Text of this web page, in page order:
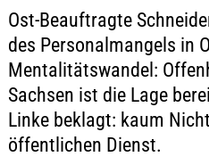
Ost-Beauftragte
des Personalmangels in
Mentalitätswandel:
Sachsen ist die Lage
Linke beklagt: kaum
öffentlichen Dienst.